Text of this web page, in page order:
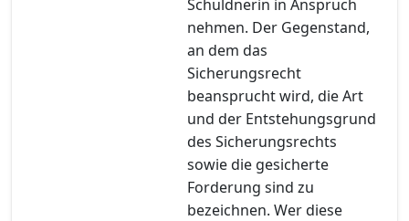
Schuldnerin in Anspruch
nehmen. Der Gegenstand,
an dem das
Sicherungsrecht
beansprucht wird, die Art
und der Entstehungsgrund
des Sicherungsrechts
sowie die gesicherte
Forderung sind zu
bezeichnen. Wer diese